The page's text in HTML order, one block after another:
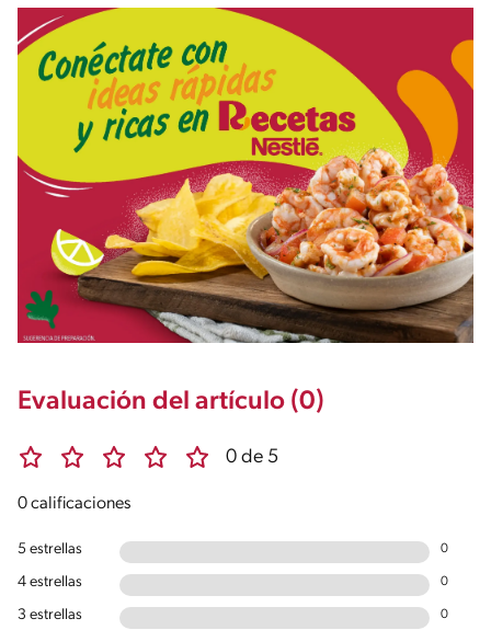
Evaluación del artículo (0)
0 de 5
0 calificaciones
5 estrellas 0
4 estrellas 0
3 estrellas 0